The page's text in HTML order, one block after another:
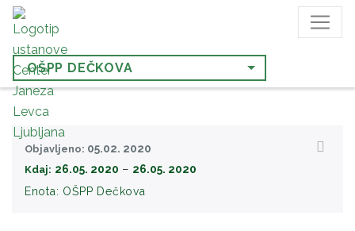
OŠPP DEČKOVA
Objavljeno: 05.02. 2020
Kdaj: 26.05. 2020 − 26.05. 2020
Enota: OŠPP Dečkova